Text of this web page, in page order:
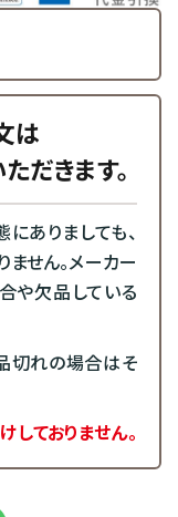
は
だきます。
ありましても、
せん。メーカー
や欠品している
切れの場合はそ
ておりません。